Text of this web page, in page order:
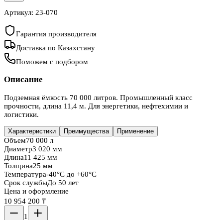
Артикул: 23-070
Гарантия производителя
Доставка по Казахстану
Поможем с подбором
Описание
Подземная ёмкость 70 000 литров. Промышленный класс
прочности, длина 11,4 м. Для энергетики, нефтехимии и
логистики.
Характеристики Преимущества Применение
Объем70 000 л
Диаметр3 020 мм
Длина11 425 мм
Толщина25 мм
Температура-40°C до +60°C
Срок службыДо 50 лет
Цена и оформление
10 954 200 ₸
1